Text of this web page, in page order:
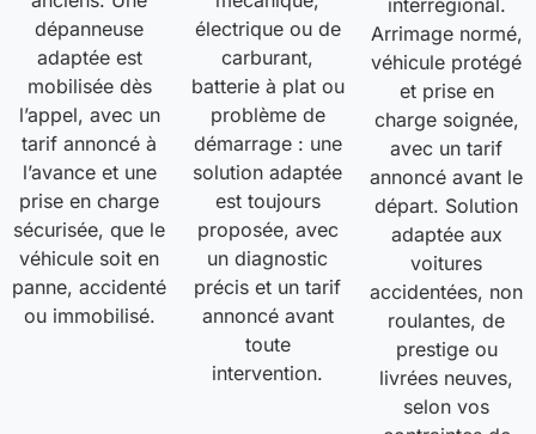
dépanneuse
adaptée est
mobilisée dès
l’appel, avec un
tarif annoncé à
l’avance et une
prise en charge
sécurisée, que le
véhicule soit en
panne, accidenté
ou immobilisé.
électrique ou de
carburant,
batterie à plat ou
problème de
démarrage : une
solution adaptée
est toujours
proposée, avec
un diagnostic
précis et un tarif
annoncé avant
toute
intervention.
interrégional.
Arrimage normé,
véhicule protégé
et prise en
charge soignée,
avec un tarif
annoncé avant le
départ. Solution
adaptée aux
voitures
accidentées, non
roulantes, de
prestige ou
livrées neuves,
selon vos